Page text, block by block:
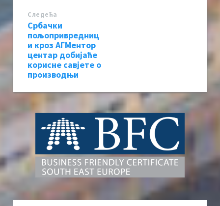
Следећa
Србачки
пољопривредниц
и кроз АГМентор
центар добијаће
корисне савјете о
производњи